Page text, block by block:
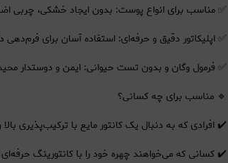
✅ مناسب برای انواع پوست: بدون ایجاد خشکی،
✅ اپلیکاتور دقیق و حرفه‌ای: استفاده آسان برای
✅ فرمول وگان و بدون تست حیوانی: ایمن و دوستدار
🔹 مناسب برای چه کسانی؟
✔️ افرادی که به دنبال یک کانتور مایع با ترکیب‌پذیری
✔️ کسانی که می‌خواهند چهره خود را با کانتورینگ حرفه‌ای